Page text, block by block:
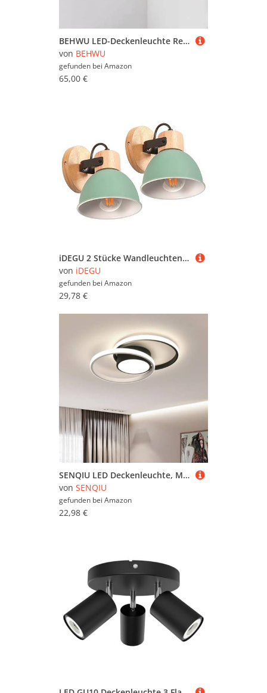
BEHWU LED-Deckenleuchte Rechteckig,Weiß, Schwarz,90cm(70 W),110cm(85 W),140cm(112 W), LED-Deckenleuchte Aluminium + Kieselgel Geeignet For Schlafzimmer, Esszimmer, Küche,Wohnzimmer
von BEHWU
gefunden bei Amazon
65,00 €
iDEGU 2 Stücke Wandleuchten Innen Vintage Wandlampe aus Holz und Eisen Industrie Design Lampe Retro Wandstrahler Verstellbare Deckenleuchte Wandspot Wohnzimmer Schlafzimmer Küche (Grün)
von iDEGU
gefunden bei Amazon
29,78 €
SENQIU LED Deckenleuchte, Moderne Runde Design LED Deckenlampe, Neutrales Licht 4500K, 42W Schwarz LED Lampe aus Aluminium für Wohnzimmer Schlafzimmer Küche, 40CM
von SENQIU
gefunden bei Amazon
22,98 €